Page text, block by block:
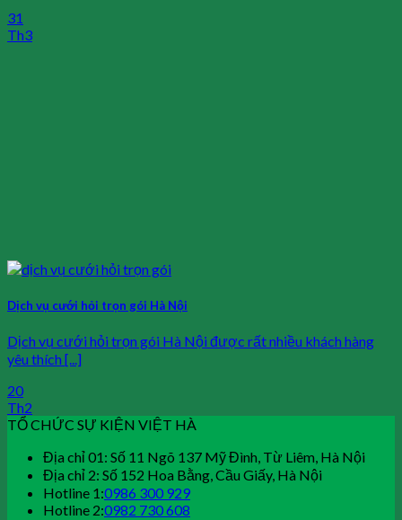
31
Th3
Dịch vụ cưới hỏi trọn gói Hà Nội
Dịch vụ cưới hỏi trọn gói Hà Nội được rất nhiều khách hàng
yêu thích [...]
20
Th2
TỔ CHỨC SỰ KIỆN VIỆT HÀ
Địa chỉ 01: Số 11 Ngõ 137 Mỹ Đình, Từ Liêm, Hà Nội
Địa chỉ 2: Số 152 Hoa Bằng, Cầu Giấy, Hà Nội
Hotline 1:0986 300 929
Hotline 2:0982 730 608